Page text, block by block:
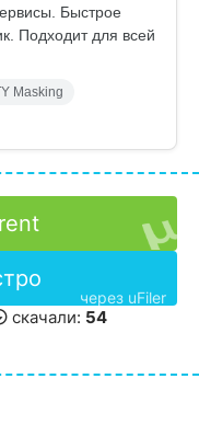
Быстрое
Подходит для всей
Masking
через uFiler
скачали: 54